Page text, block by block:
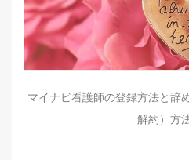
マイナビ看護師の登録方法と辞
解約）方